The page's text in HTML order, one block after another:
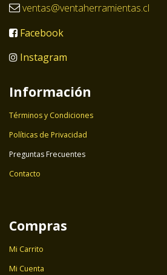
ventas@ventaherramientas.cl
Facebook
Instagram
Información
Términos y Condiciones
Políticas de Privacidad
Preguntas Frecuentes
Contacto
Compras
Mi Carrito
Mi Cuenta